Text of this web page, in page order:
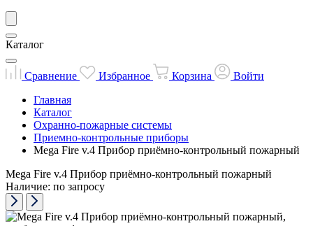
Каталог
Сравнение Избранное Корзина
Войти
Главная
Каталог
Охранно-пожарные системы
Приемно-контрольные приборы
Mega Fire v.4 Прибор приёмно-контрольный пожарный
Mega Fire v.4 Прибор приёмно-контрольный пожарный
Наличие: по запросу